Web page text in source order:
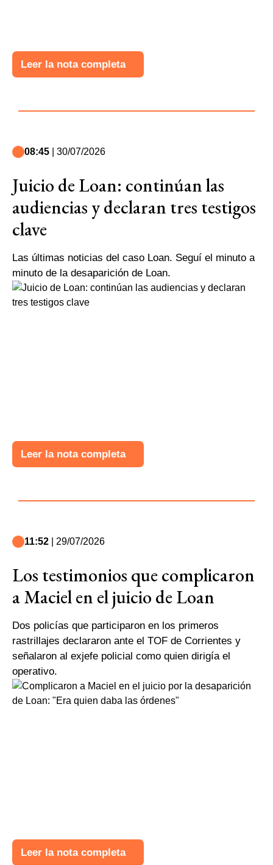
Leer la nota completa
08:45 | 30/07/2026
Juicio de Loan: continúan las
audiencias y declaran tres testigos
clave
Las últimas noticias del caso Loan. Seguí el minuto a
minuto de la desaparición de Loan.
Leer la nota completa
11:52 | 29/07/2026
Los testimonios que complicaron
a Maciel en el juicio de Loan
Dos policías que participaron en los primeros
rastrillajes declararon ante el TOF de Corrientes y
señalaron al exjefe policial como quien dirigía el
operativo.
Leer la nota completa